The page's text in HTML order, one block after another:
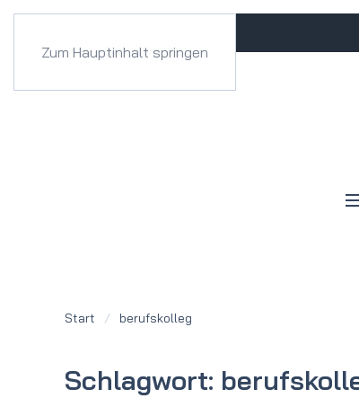
Zum Hauptinhalt springen
Start berufskolleg
Schlagwort: